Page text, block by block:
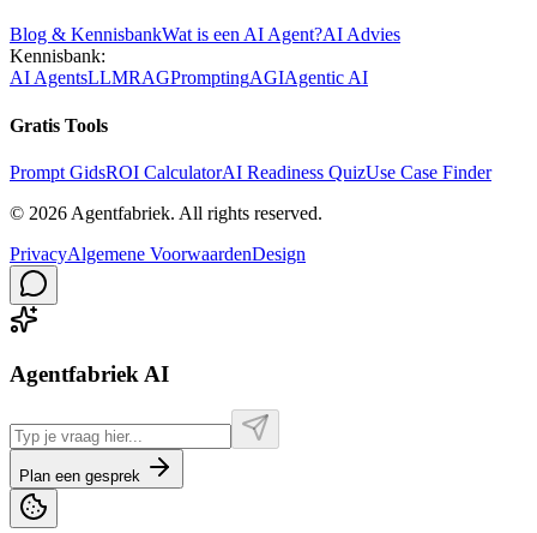
Blog & KennisbankWat is een AI Agent?AI Advies
Kennisbank:
AI AgentsLLMRAGPromptingAGIAgentic AI
Gratis Tools
Prompt GidsROI CalculatorAI Readiness QuizUse Case Finder
© 2026 Agentfabriek. All rights reserved.
PrivacyAlgemene VoorwaardenDesign
Agentfabriek AI
Plan een gesprek